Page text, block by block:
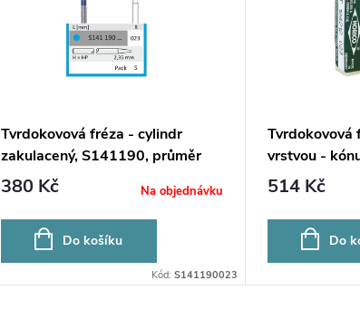
Tvrdokovová fréza - cylindr
zakulacený, S141190, průměr
2,3mm
380 Kč Na objednávku
Do košíku
Kód: S141190023
Tvrdokovová
vrstvou -
T194212,
514 Kč
Do